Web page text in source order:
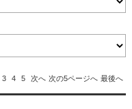
3 4 5 次へ 次の5ページへ 最後へ